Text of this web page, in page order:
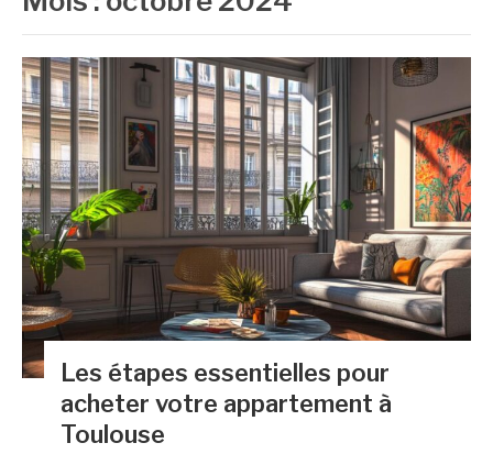
Les étapes essentielles pour
acheter votre appartement à
Toulouse